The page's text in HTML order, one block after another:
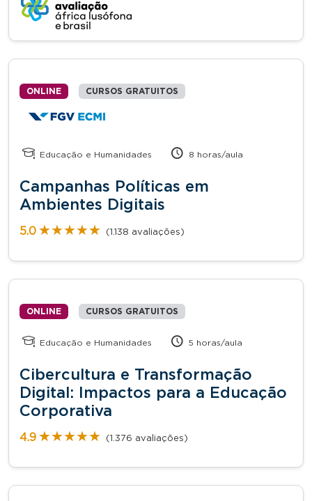
ONLINE CURSOS GRATUITOS
Educação e Humanidades 8 horas/aula
Campanhas Políticas em
Ambientes Digitais
5.0 ★★★★★
★★★★★ (1.138 avaliações)
ONLINE CURSOS GRATUITOS
Educação e Humanidades 5 horas/aula
Cibercultura e Transformação
Digital: Impactos para a Educação
Corporativa
4.9 ★★★★★
★★★★★ (1.376 avaliações)